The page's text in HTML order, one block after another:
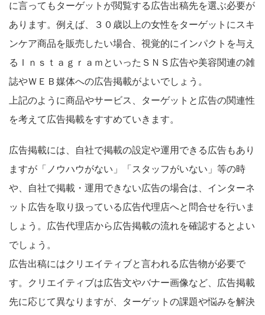
に言ってもターゲットが閲覧する広告出稿先を選ぶ必要が
あります。例えば、３０歳以上の女性をターゲットにスキ
ンケア商品を販売したい場合、視覚的にインパクトを与え
るＩｎｓｔａｇｒａｍといったＳＮＳ広告や美容関連の雑
誌やＷＥＢ媒体への広告掲載がよいでしょう。
上記のように商品やサービス、ターゲットと広告の関連性
を考えて広告掲載をすすめていきます。
広告掲載には、自社で掲載の設定や運用できる広告もあり
ますが「ノウハウがない」「スタッフがいない」等の時
や、自社で掲載・運用できない広告の場合は、インターネ
ット広告を取り扱っている広告代理店へと問合せを行いま
しょう。広告代理店から広告掲載の流れを確認するとよい
でしょう。
広告出稿にはクリエイティブと言われる広告物が必要で
す。クリエイティブは広告文やバナー画像など、広告掲載
先に応じて異なりますが、ターゲットの課題や悩みを解決